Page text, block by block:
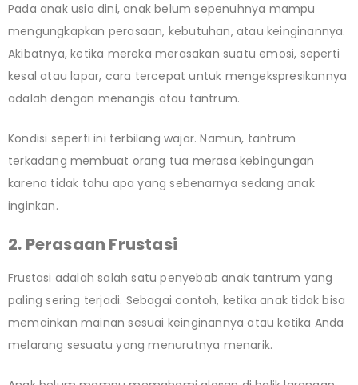
Pada anak usia dini, anak belum sepenuhnya mampu
mengungkapkan perasaan, kebutuhan, atau keinginannya.
Akibatnya, ketika mereka merasakan suatu emosi, seperti
kesal atau lapar, cara tercepat untuk mengekspresikannya
adalah dengan menangis atau tantrum.
Kondisi seperti ini terbilang wajar. Namun, tantrum
terkadang membuat orang tua merasa kebingungan
karena tidak tahu apa yang sebenarnya sedang anak
inginkan.
2. Perasaan Frustasi
Frustasi adalah salah satu penyebab anak tantrum yang
paling sering terjadi. Sebagai contoh, ketika anak tidak bisa
memainkan mainan sesuai keinginannya atau ketika Anda
melarang sesuatu yang menurutnya menarik.